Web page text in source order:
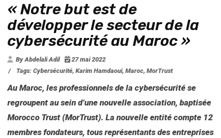
« Notre but est de
développer le secteur de la
cybersécurité au Maroc »
By Abdelali Adil
27 mai 2022
/
Tags: Cybersécurité, Karim Hamdaoui, Maroc, MorTrust
Au Maroc, les professionnels de la cybersécurité se
regroupent au sein d’une nouvelle association, baptisée
Morocco Trust (MorTrust). La nouvelle entité compte 12
membres fondateurs, tous représentants des entreprises